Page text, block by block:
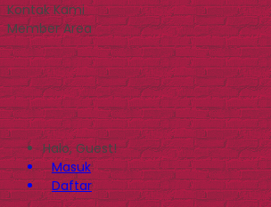
Kontak Kami
Member Area
Halo, Guest!
Masuk
Daftar